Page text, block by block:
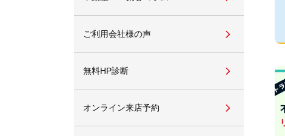
ご利用会社様の声
無料HP診断
オンライン来店予約